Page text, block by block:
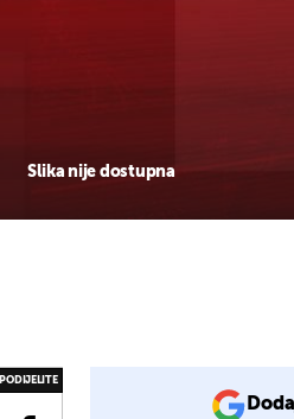
Slika nije dostupna
PODIJELITE